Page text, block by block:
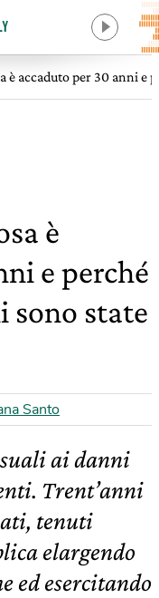
è accaduto per 30 anni e
è
e perché
sono state
Santo
ai danni
Trent’anni
tenuti
elargendo
ed esercitando